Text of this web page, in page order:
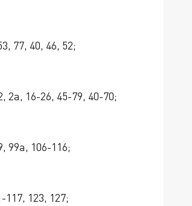
77, 40, 46, 52;
16-26, 45-79, 40-70;
99а, 106-116;
123, 127;